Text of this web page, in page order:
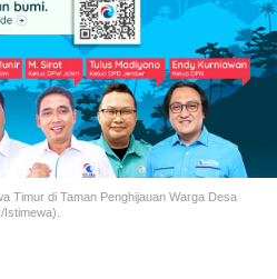
Timur di Taman Penghijauan Warga Desa